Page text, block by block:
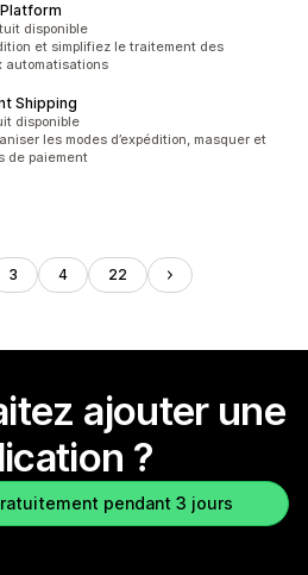
disponible
et simplifiez le traitement des
automatisations
Shipping
disponible
les modes d’expédition, masquer et
de paiement
3 4 22
ajouter une
?
pendant 3 jours